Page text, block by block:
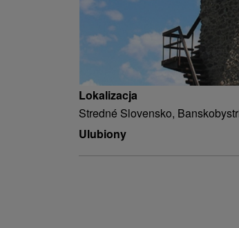
Lokalizacja
Stredné Slovensko,
Ulubiony